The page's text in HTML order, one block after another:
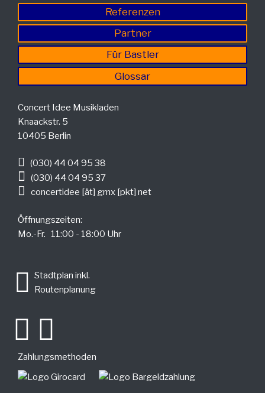
Referenzen
Partner
Für Bastler
Glossar
Concert Idee Musikladen
Knaackstr. 5
10405 Berlin
(030) 44 04 95 38
(030) 44 04 95 37
concertidee [ät] gmx [pkt] net
Öffnungszeiten:
Mo.-Fr. 11:00 - 18:00 Uhr
Stadtplan inkl.
Routenplanung
Zahlungsmethoden